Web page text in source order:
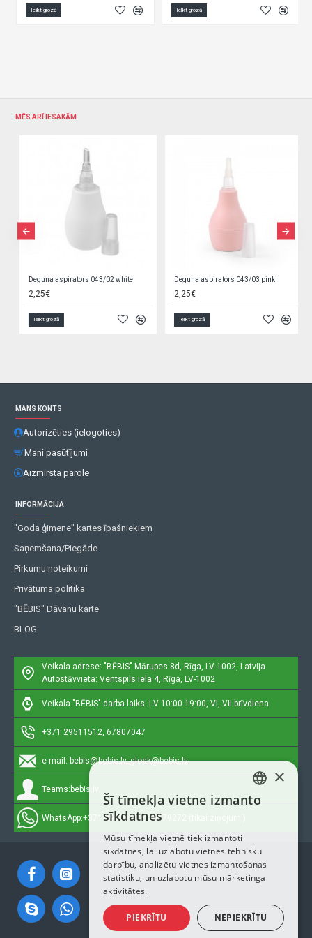
Ielikt grozā Ielikt grozā
MĒS ARĪ IESAKĀM
Deguna aspirators 043/02 white
2,25€
Ielikt grozā
Deguna aspirators 043/03 pink
2,25€
Ielikt grozā
MANS KONTS
Autorizēties (ielogoties)
Mani pasūtījumi
Aizmirsta parole
INFORMĀCIJA
"Goda ģimene" kartes īpašniekiem
Saņemšana/Piegāde
Pirkumu noteikumi
Privātuma politika
"BĒBIS" Dāvanu karte
BLOG
Veikala adrese: "BĒBIS" Mārupes 8d, Rīga, LV-1002, Latvija
Autostāvvieta: Ventspils iela 4, Rīga, LV-1002
Veikala "BĒBIS" darba laiks: I-V 10:00-19:00, VI, VII brīvdiena
+371 29511512, 67807047
e-mail: bebis@bebis.lv, glosk@bebis.lv
Teams: bebis.lv
WhatsApp:+371 29511512, 20579272 (tikai ziņojumi)
LATVIAN
ENGLISH
×
Šī tīmekļa vietne izmanto
sīkdatnes
Mūsu tīmekļa vietnē tiek izmantoti
sīkdatnes, lai uzlabotu vietnes tehnisku
darbību, analizētu vietnes izmantošanas
statistiku, un uzlabotu mūsu mārketinga
aktivitātes.
PIEKRĪTU NEPIEKRĪTU